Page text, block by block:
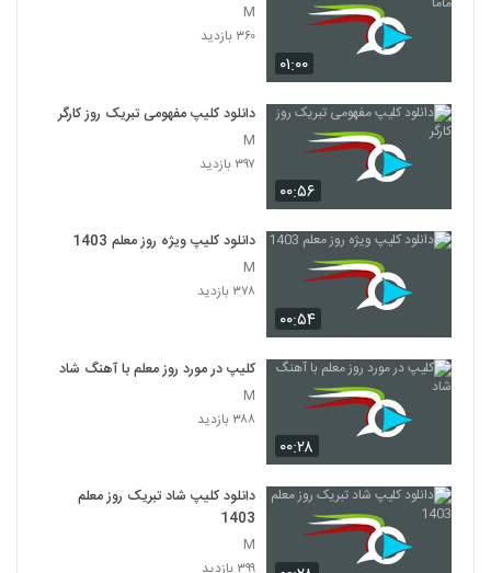
۰۱:۰۰
M
۳۶۰ بازدید
۰۰:۵۶
دانلود کلیپ مفهومی تبریک روز کارگر
M
۳۹۷ بازدید
۰۰:۵۴
دانلود کلیپ ویژه روز معلم 1403
M
۳۷۸ بازدید
۰۰:۲۸
کلیپ در مورد روز معلم با آهنگ شاد
M
۳۸۸ بازدید
دانلود کلیپ شاد تبریک روز معلم
1403
M
۳۹۹ بازدید